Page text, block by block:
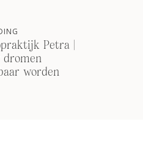
Petra |
dromen
worden